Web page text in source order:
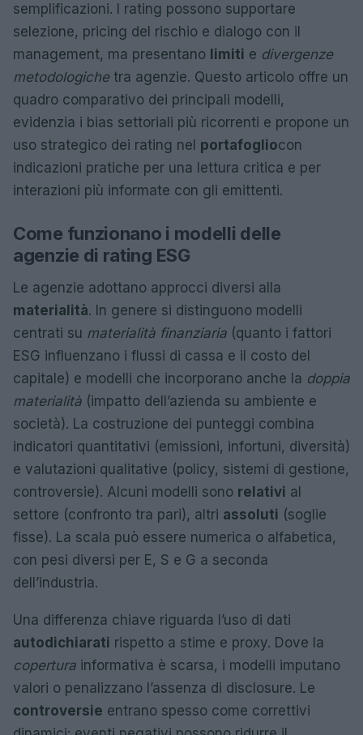
semplificazioni. I rating possono supportare
selezione, pricing del rischio e dialogo con il
management, ma presentano limiti e divergenze
metodologichetra agenzie. Questo articolo offre un
quadro comparativo dei principali modelli,
evidenzia i bias settoriali più ricorrenti e propone un
uso strategico dei rating nel portafogliocon
indicazioni pratiche per una lettura critica e per
interazioni più informate con gli emittenti.
Come funzionano i modelli delle
agenzie di rating ESG
Le agenzie adottano approcci diversi alla
materialità. In genere si distinguono modelli
centrati su materialità finanziaria (quanto i fattori
ESG influenzano i flussi di cassa e il costo del
capitale) e modelli che incorporano anche la doppia
materialità (impatto dell’azienda su ambiente e
società). La costruzione dei punteggi combina
indicatori quantitativi (emissioni, infortuni, diversità)
e valutazioni qualitative (policy, sistemi di gestione,
controversie). Alcuni modelli sono relativi al
settore (confronto tra pari), altri assoluti (soglie
fisse). La scala può essere numerica o alfabetica,
con pesi diversi per E, S e G a seconda
dell’industria.
Una differenza chiave riguarda l’uso di dati
autodichiarati rispetto a stime e proxy. Dove la
copertura informativa è scarsa, i modelli imputano
valori o penalizzano l’assenza di disclosure. Le
controversie entrano spesso come correttivi